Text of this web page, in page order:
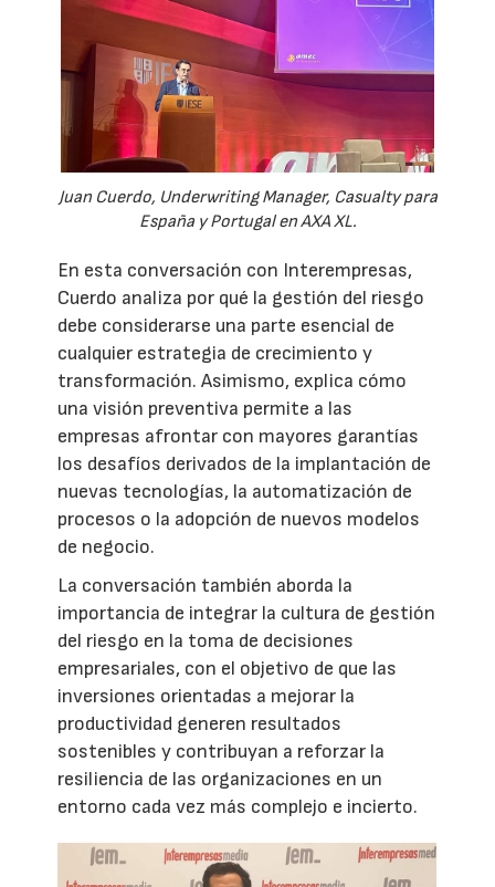
Juan Cuerdo, Underwriting Manager, Casualty para
España y Portugal en AXA XL.
En esta conversación con Interempresas,
Cuerdo analiza por qué la gestión del riesgo
debe considerarse una parte esencial de
cualquier estrategia de crecimiento y
transformación. Asimismo, explica cómo
una visión preventiva permite a las
empresas afrontar con mayores garantías
los desafíos derivados de la implantación de
nuevas tecnologías, la automatización de
procesos o la adopción de nuevos modelos
de negocio.
La conversación también aborda la
importancia de integrar la cultura de gestión
del riesgo en la toma de decisiones
empresariales, con el objetivo de que las
inversiones orientadas a mejorar la
productividad generen resultados
sostenibles y contribuyan a reforzar la
resiliencia de las organizaciones en un
entorno cada vez más complejo e incierto.